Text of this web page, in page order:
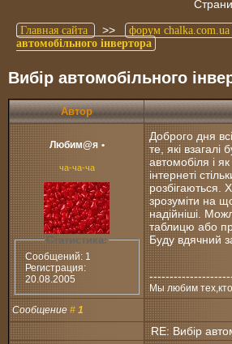
Главная сайта >> форум chalka.com.ua
автомобільного інвертора
Вибір автомобільного
Автор
Любим@я •
ча-ча-ча
Статистика:
Сообщений: 1
Регистрация:
20.08.2005
Доброго дня
те, які
автомобіля і
інтернеті
розбігаються.
зрозуміти на
надійніші.
таблицю або
Буду вдячний
Мы любим тех,кто
Сообщение # 1
RE: Вибір